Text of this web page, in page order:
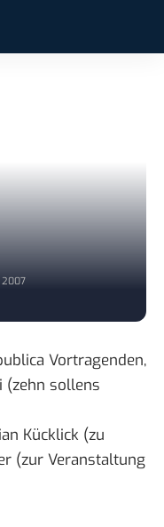
2007
Vortragenden,
(zehn sollens
Kücklick (zu
(zur Veranstaltung